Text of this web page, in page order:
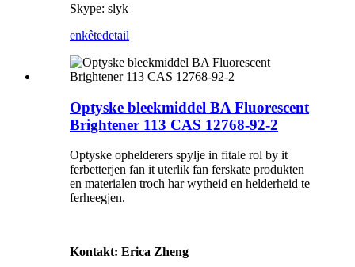
Skype: slyk
enkêtedetail
Optyske bleekmiddel BA Fluorescent
Brightener 113 CAS 12768-92-2
Optyske ophelderers spylje in fitale rol by it
ferbetterjen fan it uterlik fan ferskate produkten
en materialen troch har wytheid en helderheid te
ferheegjen.
Kontakt: Erica Zheng